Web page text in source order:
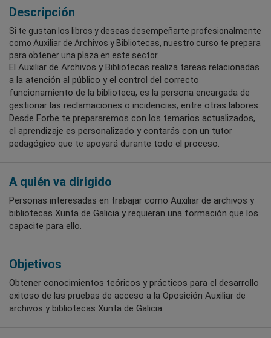
Descripción
Si te gustan los libros y deseas desempeñarte profesionalmente
como Auxiliar de Archivos y Bibliotecas, nuestro curso te prepara
para obtener una plaza en este sector.
El Auxiliar de Archivos y Bibliotecas realiza tareas relacionadas
a la atención al público y el control del correcto
funcionamiento de la biblioteca, es la persona encargada de
gestionar las reclamaciones o incidencias, entre otras labores.
Desde Forbe te prepararemos con los temarios actualizados,
el aprendizaje es personalizado y contarás con un tutor
pedagógico que te apoyará durante todo el proceso.
A quién va dirigido
Personas interesadas en trabajar como Auxiliar de archivos y
bibliotecas Xunta de Galicia y requieran una formación que los
capacite para ello.
Objetivos
Obtener conocimientos teóricos y prácticos para el desarrollo
exitoso de las pruebas de acceso a la Oposición Auxiliar de
archivos y bibliotecas Xunta de Galicia.